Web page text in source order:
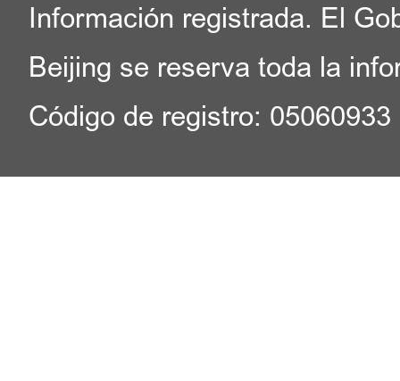
Información registrada. El
Beijing se reserva toda la
Código de registro: 05060933